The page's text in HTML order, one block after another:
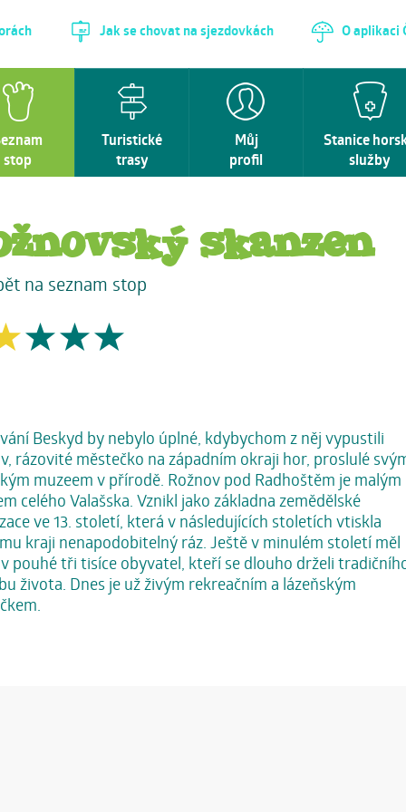
Jak se chovat na sjezdovkách O aplikaci
stop
Turistické
trasy
Můj
profil
Stanice
služby
skanzen
na seznam stop
Beskyd by nebylo úplné, kdybychom z něj vypustili
rázovité městečko na západním okraji hor, proslulé
muzeem v přírodě. Rožnov pod Radhoštěm je malým
celého Valašska. Vznikl jako základna zemědělské
ve 13. století, která v následujících stoletích vtiskla
kraji nenapodobitelný ráz. Ještě v minulém století měl
pouhé tři tisíce obyvatel, kteří se dlouho drželi
života. Dnes je už živým rekreačním a lázeňským